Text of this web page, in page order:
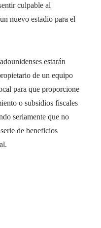
culpable al
nuevo estadio para el
estarán
de un equipo
para que proporcione
o subsidios fiscales
seriamente que no
de beneficios